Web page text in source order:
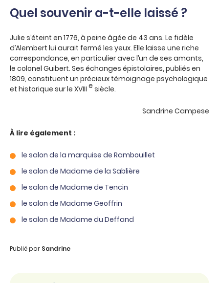
Quel souvenir a-t-elle laissé ?
Julie s’éteint en 1776, à peine âgée de 43 ans. Le fidèle
d’Alembert lui aurait fermé les yeux. Elle laisse une riche
correspondance, en particulier avec l’un de ses amants,
le colonel Guibert. Ses échanges épistolaires, publiés en
1809, constituent un précieux témoignage psychologique
et historique sur le XVIII e siècle.
Sandrine Campese
À lire également :
le salon de la marquise de Rambouillet
le salon de Madame de la Sablière
le salon de Madame de Tencin
le salon de Madame Geoffrin
le salon de Madame du Deffand
Publié par Sandrine